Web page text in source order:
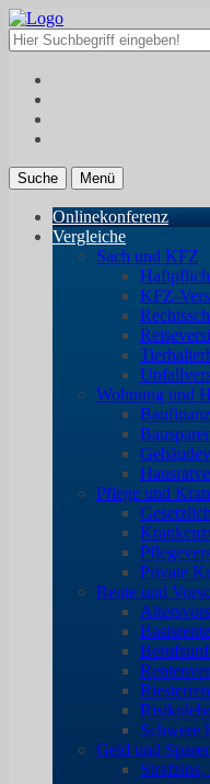
Suche Menü
Onlinekonferenz
Vergleiche
Sach und KFZ
KFZ-
Wohnung und
Pflege und
Private
Rente und
Basisrente
Schwere
Geld und